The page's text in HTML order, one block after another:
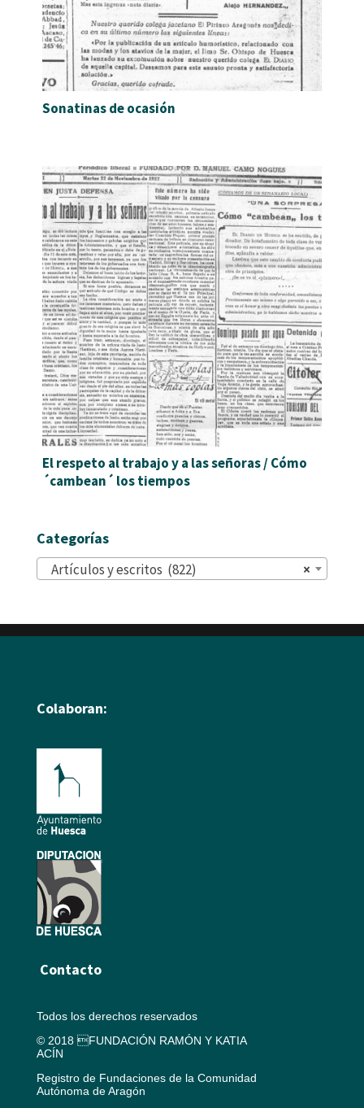
Sonatinas de ocasión
El respeto al trabajo y a las señoras / Cómo
´cambean´ los tiempos
Categorías
×
Artículos y escritos (822)
Colaboran:
Contacto
Todos los derechos reservados
© 2018 FUNDACIÓN RAMÓN Y KATIA
ACÍN
Registro de Fundaciones de la Comunidad
Autónoma de Aragón